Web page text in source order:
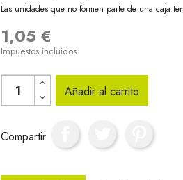
Las unidades que no formen parte de una caja
1,05 €
Impuestos incluidos
Añadir al carrito
Compartir